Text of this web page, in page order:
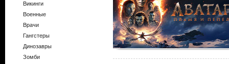
Викинги
Военные
Врачи
Гангстеры
Динозавры
Зомби